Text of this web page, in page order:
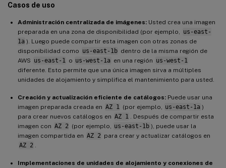
Casos de uso
Administración centralizada de imágenes: Usted crea una imagen
preparada en una zona de disponibilidad (por ejemplo,
us-east-
1a ). Luego puede compartir esta imagen con otras zonas de
disponibilidad como us-east-1b dentro de la misma región de
AWS us-east-1 o us-west-1a en una región us-west-1
diferente. Esto permite que una única imagen sirva a múltiples
unidades de alojamiento y simplifica el mantenimiento para usted.
Creación y actualización eficiente de catálogos: Puede usar una
imagen preparada creada en AZ 1 (por ejemplo, us-east-1a )
para crear nuevos catálogos en AZ 1
. Después de compartir esta
imagen con AZ 2 (por ejemplo, us-east-1b ), puede usar la
imagen compartida en AZ 2 para crear y actualizar catálogos en
AZ 2
Implementaciones de unidades de alojamiento y conexiones de